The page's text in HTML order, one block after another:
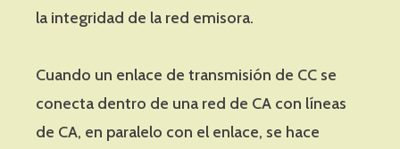
la integridad de la red emisora.
Cuando un enlace de transmisión de CC se
conecta dentro de una red de CA con líneas
de CA, en paralelo con el enlace, se hace